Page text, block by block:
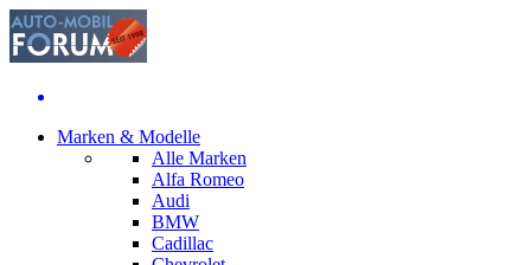
Marken & Modelle
Alle Marken
Alfa Romeo
Audi
BMW
Cadillac